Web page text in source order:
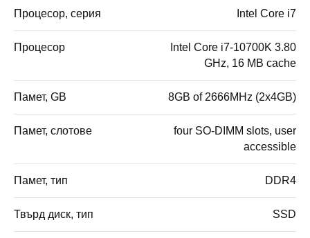
Процесор, серия Intel Core i7
Процесор
Intel Core i7-10700K 3.80
GHz, 16 MB cache
Памет, GB 8GB of 2666MHz (2x4GB)
Памет, слотове
four SO-DIMM slots, user
accessible
Памет, тип DDR4
Твърд диск, тип SSD